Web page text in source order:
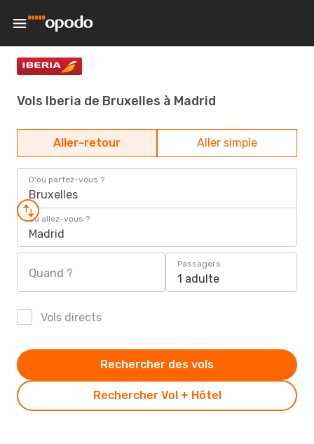
Vols Iberia de Bruxelles à Madrid
Aller-retour Aller simple
D'où partez-vous ?
Bruxelles
Où allez-vous ?
Madrid
Quand ?
Passagers
1 adulte
Vols directs
Rechercher Vol + Hôtel
Rechercher des vols